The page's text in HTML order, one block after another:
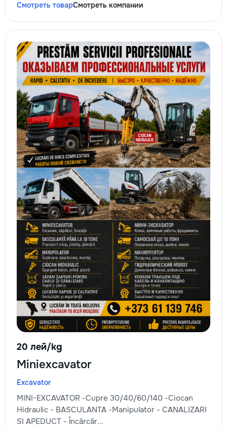
Смотреть товарСмотреть компании
20 лей/kg
Miniexcavator
Excavator
MINI-EXCAVATOR -Cupre 30/40/60/140 -Ciocan
Hidraulic - BASCULANTA -Manipulator - CANALIZARI
SI APEDUCT - Încărcăr...